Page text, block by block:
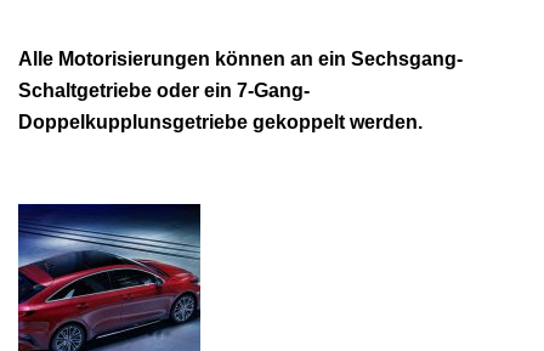
Alle Motorisierungen können an ein Sechsgang-
Schaltgetriebe oder ein 7-Gang-
Doppelkupplunsgetriebe gekoppelt werden.